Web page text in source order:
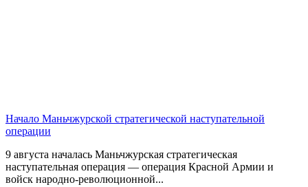
Начало Маньчжурской стратегической наступательной
операции
9 августа началась Маньчжурская стратегическая
наступательная операция — операция Красной Армии и
войск народно-революционной...